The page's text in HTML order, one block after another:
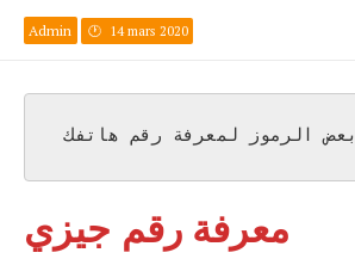
Admin 14 mars 2020
بعض الرموز لمعرفة رقم هاتفك
معرفة رقم جيزي